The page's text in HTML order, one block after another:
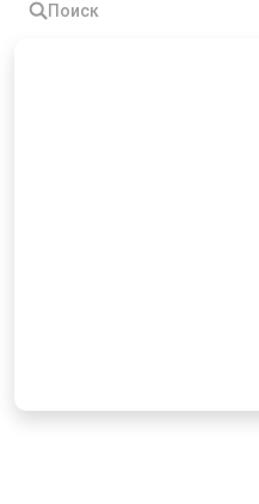
Поиск